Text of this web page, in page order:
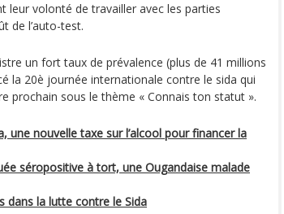
leur volonté de travailler avec les parties
de l’auto-test.
un fort taux de prévalence (plus de 41 millions
la 20è journée internationale contre le sida qui
prochain sous le thème « Connais ton statut ».
une nouvelle taxe sur l’alcool pour financer la
séropositive à tort, une Ougandaise malade
dans la lutte contre le Sida